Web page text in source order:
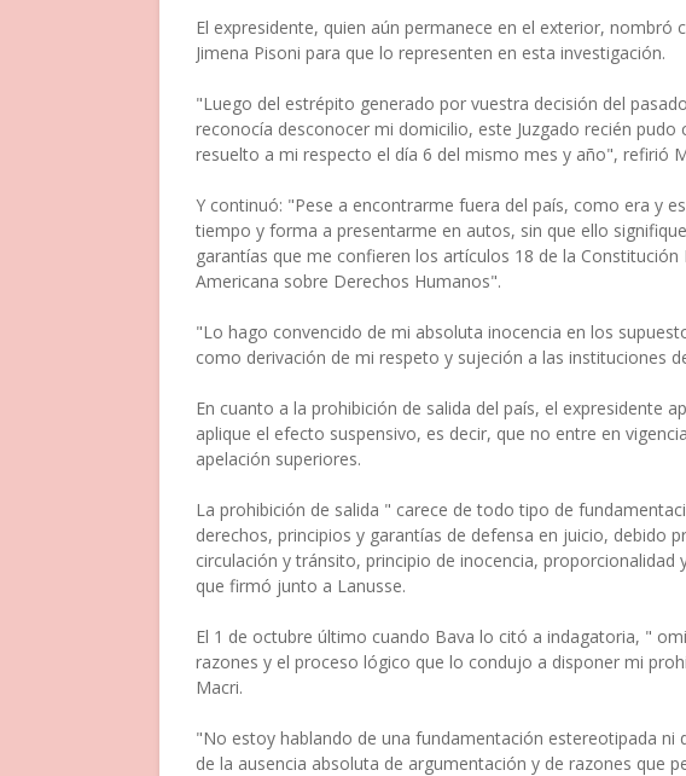
El expresidente, quien aún permanece en el exterior, nombró
Jimena Pisoni para que lo representen en esta investigación.
"Luego del estrépito generado por vuestra decisión del
reconocía desconocer mi domicilio, este Juzgado recién
resuelto a mi respecto el día 6 del mismo mes y año", refirió
Y continuó: "Pese a encontrarme fuera del país, como era y
tiempo y forma a presentarme en autos, sin que ello
garantías que me confieren los artículos 18 de la Constitución
Americana sobre Derechos Humanos".
"Lo hago convencido de mi absoluta inocencia en los
como derivación de mi respeto y sujeción a las instituciones
En cuanto a la prohibición de salida del país, el expresidente
aplique el efecto suspensivo, es decir, que no entre en
apelación superiores.
La prohibición de salida " carece de todo tipo de
derechos, principios y garantías de defensa en juicio, debido
circulación y tránsito, principio de inocencia,
que firmó junto a Lanusse.
El 1 de octubre último cuando Bava lo citó a indagatoria, "
razones y el proceso lógico que lo condujo a disponer mi
Macri.
"No estoy hablando de una fundamentación estereotipada ni
de la ausencia absoluta de argumentación y de razones que